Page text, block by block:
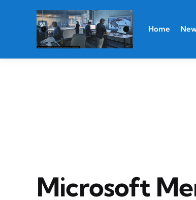
Home
Microsoft